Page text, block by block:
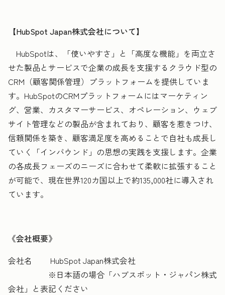
【HubSpot Japan株式会社について】
HubSpotは、「使いやすさ」と「高度な機能」を両立さ
せた製品とサービスで企業の成長を支援するクラウド型の
CRM（顧客関係管理）プラットフォームを提供していま
す。HubSpotのCRMプラットフォームにはマーケティン
グ、営業、カスタマーサービス、オペレーション、ウェブ
サイト管理などの製品が含まれており、顧客を惹きつけ、
信頼関係を築き、顧客満足度を高めることで自社も成長し
ていく「インバウンド」の思想の実践を支援します。企業
の各成長フェーズのニーズに合わせて柔軟に拡張すること
が可能で、現在世界120カ国以上で約135,000社に導入され
ています。
《会社概要》
会社名 HubSpot Japan株式会社
※日本語の場合「ハブスポット・ジャパン株式
会社」と表記ください